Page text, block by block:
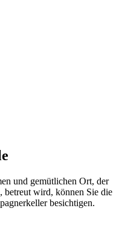
und gemütlichen Ort, der
wird, können Sie die
besichtigen.